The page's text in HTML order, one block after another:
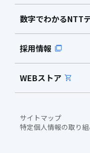
数字でわかるNTT
採用情報
WEBストア
サイトマップ
特定個人情報の取り